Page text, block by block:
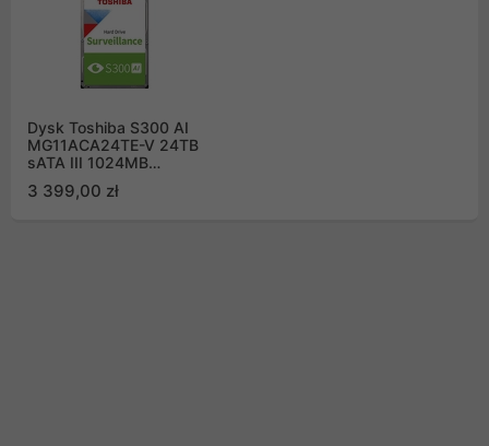
Dysk Toshiba S300 AI
MG11ACA24TE-V 24TB
sATA III 1024MB
Surveillance Bulk
3 399,00 zł